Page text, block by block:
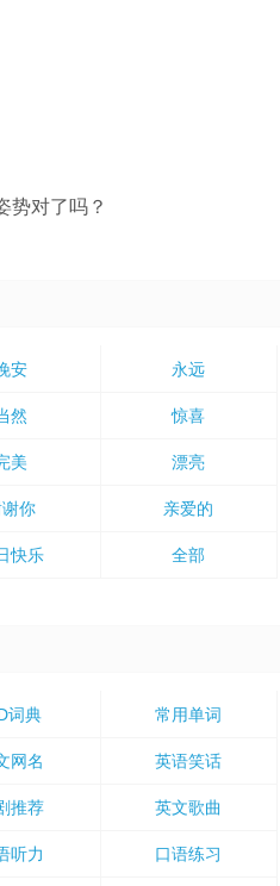
势对了吗？
安 永远
然 惊喜
美 漂亮
你 亲爱的
快乐 全部
词典 常用单词
网名 英语笑话
推荐 英文歌曲
听力 口语练习